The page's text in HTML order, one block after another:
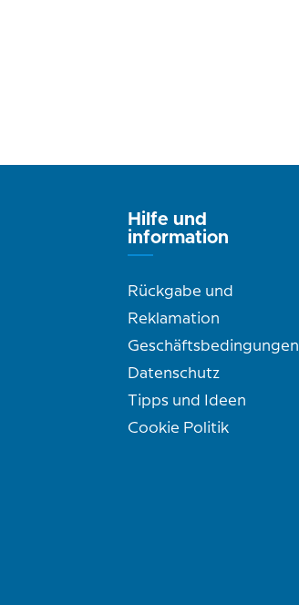
Hilfe und
information
Rückgabe und
Reklamation
Geschäftsbedingungen
Datenschutz
Tipps und Ideen
Cookie Politik